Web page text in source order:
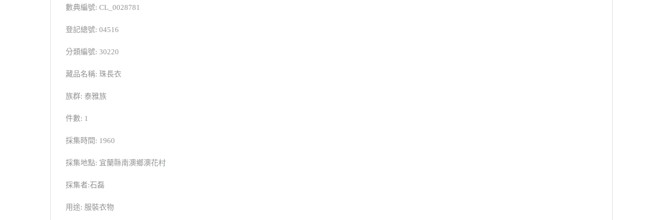
數典編號: CL_0028781
登記總號: 04516
分類編號: 30220
藏品名稱: 珠長衣
族群: 泰雅族
件數: 1
採集時間: 1960
採集地點: 宜蘭縣南澳鄉澳花村
採集者:石磊
用途: 服裝衣物